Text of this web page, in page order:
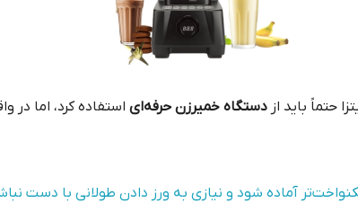
حتماً باید از دستگاه خمیرزن حرفه‌ای استفاده کرد، اما در
آماده شود و نیازی به ورز دادن طولانی با دست